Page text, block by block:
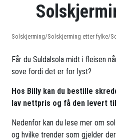
Solskjerming/Solskjerming etter fylke/
Får du Suldalsola midt i fleisen
sove fordi det er for lyst?
Hos Billy kan du bestille
lav nettpris og få den levert
Nedenfor kan du lese mer om
og hvilke trender som gjelder